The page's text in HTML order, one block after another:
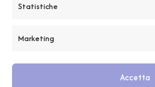
Statistiche
Marketing
Accetta